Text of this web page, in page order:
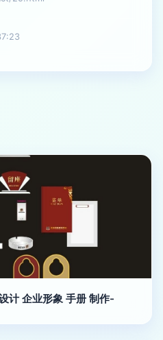
计 企业形象 手册 制作-